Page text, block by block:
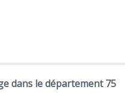
dans le département 75